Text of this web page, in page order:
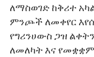
ለማስወገድ ከቅሪተ
ምንጮች ለመቀየር
የግሪንሀውስ ጋዝ
ለመለካት እና